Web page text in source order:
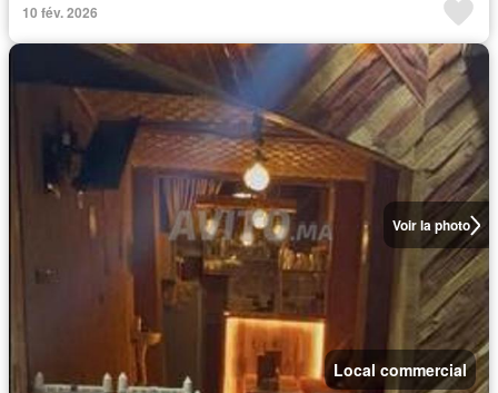
10 fév. 2026
Voir la photo
Local commercial